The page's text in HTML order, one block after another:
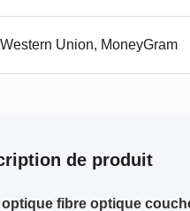
Union, MoneyGram
de produit
fibre optique